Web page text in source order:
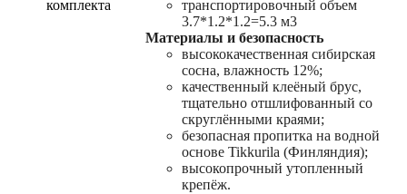
комплекта
транспортировочный объем
3.7*1.2*1.2=5.3 м3
Материалы и безопасность
высококачественная сибирская
сосна, влажность 12%;
качественный клеёный брус,
тщательно отшлифованный со
скруглёнными краями;
безопасная пропитка на водной
основе Tikkurila (Финляндия);
высокопрочный утопленный
крепёж.